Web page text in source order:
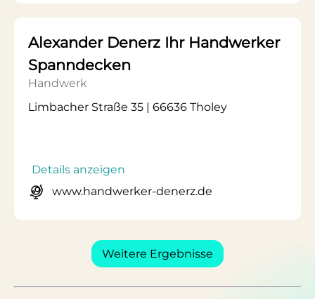
Alexander Denerz Ihr Handwerker
Spanndecken
Handwerk
Limbacher Straße 35 | 66636 Tholey
Details anzeigen
www.handwerker-denerz.de
Weitere Ergebnisse